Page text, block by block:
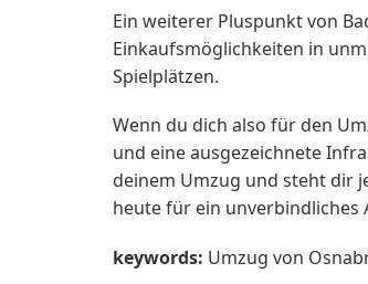
Ein weiterer Pluspunkt von
Einkaufsmöglichkeiten in
Spielplätzen.
Wenn du dich also für den
und eine ausgezeichnete
deinem Umzug und steht dir
heute für ein unverbindliches
keywords: Umzug von